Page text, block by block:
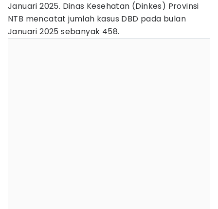
Januari 2025. Dinas Kesehatan (Dinkes) Provinsi
NTB mencatat jumlah kasus DBD pada bulan
Januari 2025 sebanyak 458.